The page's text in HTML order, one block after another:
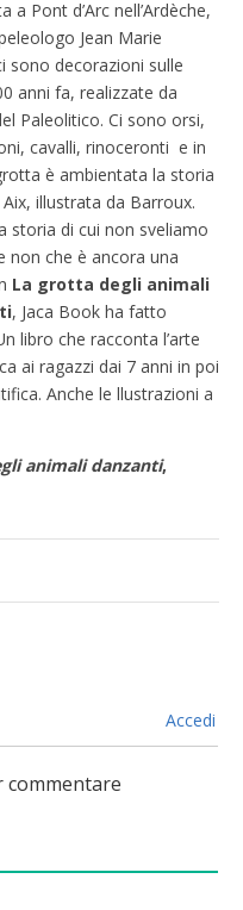
Pont d’Arc nell’Ardèche,
Jean Marie
sono decorazioni sulle
anni fa, realizzate da
Paleolitico. Ci sono orsi,
cavalli, rinoceronti e in
è ambientata la storia
Aix, illustrata da Barroux.
storia di cui non sveliamo
non che è ancora una
La grotta degli animali
, Jaca Book ha fatto
libro che racconta l’arte
ai ragazzi dai 7 anni in poi
Anche le llustrazioni a
animali danzanti,
Accedi
commentare